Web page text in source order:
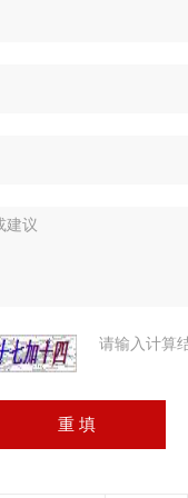
请输入计算